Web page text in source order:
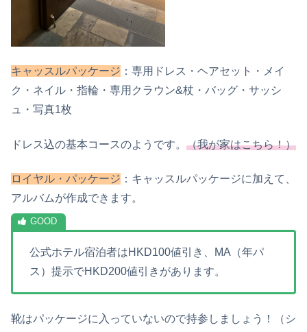
キャッスルパッケージ ：専用ドレス・ヘアセット・メイ
ク・ネイル・指輪・専用クラウン&杖・バッグ・サッシ
ュ・写真1枚
ドレス込の基本コースのようです。 （我が家はこちら！）
ロイヤル・パッケージ ：キャッスルパッケージに加えて、
アルバムが作成できます。
公式ホテル宿泊者はHKD100値引き、MA（年パ
ス）提示でHKD200値引きがあります。
靴はパッケージに入っていないので持参しましょう！（シ